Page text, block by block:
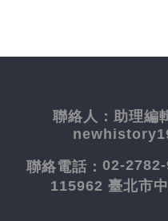
聯絡人： 助理
聯絡電話： 02-
115962 臺北市